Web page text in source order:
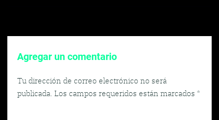
Agregar un comentario
Tu dirección de correo electrónico no será
publicada. Los campos requeridos están marcados *